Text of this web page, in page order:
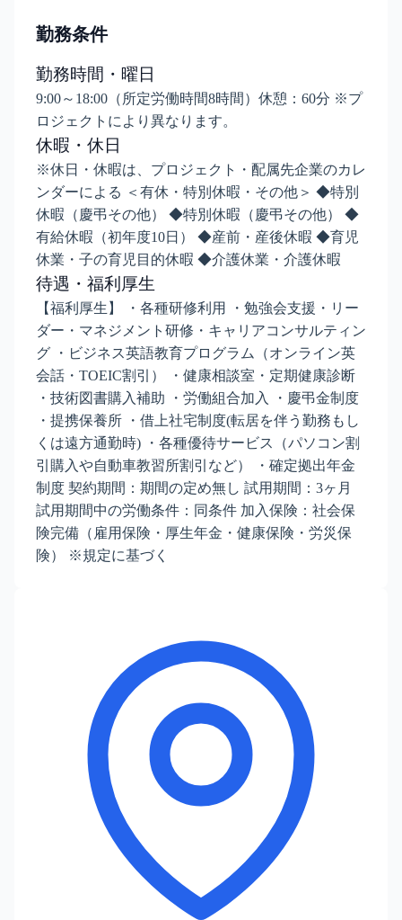
勤務条件
勤務時間・曜日
9:00～18:00（所定労働時間8時間）休憩：60分 ※プ
ロジェクトにより異なります。
休暇・休日
※休日・休暇は、プロジェクト・配属先企業のカレ
ンダーによる ＜有休・特別休暇・その他＞ ◆特別
休暇（慶弔その他） ◆特別休暇（慶弔その他） ◆
有給休暇（初年度10日） ◆産前・産後休暇 ◆育児
休業・子の育児目的休暇 ◆介護休業・介護休暇
待遇・福利厚生
【福利厚生】 ・各種研修利用 ・勉強会支援・リー
ダー・マネジメント研修・キャリアコンサルティン
グ ・ビジネス英語教育プログラム（オンライン英
会話・TOEIC割引） ・健康相談室・定期健康診断
・技術図書購入補助 ・労働組合加入 ・慶弔金制度
・提携保養所 ・借上社宅制度(転居を伴う勤務もし
くは遠方通勤時) ・各種優待サービス（パソコン割
引購入や自動車教習所割引など） ・確定拠出年金
制度 契約期間：期間の定め無し 試用期間：3ヶ月
試用期間中の労働条件：同条件 加入保険：社会保
険完備（雇用保険・厚生年金・健康保険・労災保
険） ※規定に基づく